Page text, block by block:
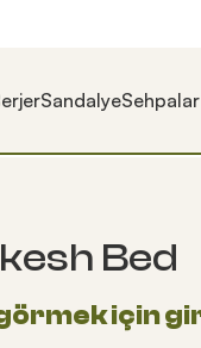
SandalyeSehpalar
Bed